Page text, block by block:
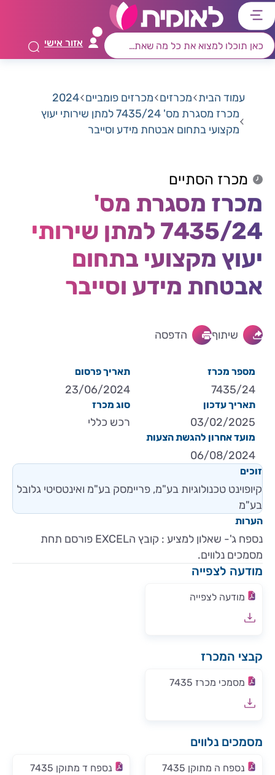
דלג
לתפריט
ראשי
דלג
לרכיב
חיפוש
דלג
לתוכן
מרכזי
דלג
לאזור
קישורים
אזור אישי
עמוד הבית מכרזים מכרזים פומביים 2024
מכרז מסגרת מס' 7435/24 למתן שירותי יעוץ
מקצועי בתחום אבטחת מידע וסייבר
מכרז הסתיים
מכרז מסגרת מס'
7435/24 למתן שירותי
יעוץ מקצועי בתחום
אבטחת מידע וסייבר
שיתוף הדפסה
מספר מכרז
7435/24
תאריך פרסום
23/06/2024
תאריך עדכון
03/02/2025
סוג מכרז
רכש כללי
מועד אחרון להגשת הצעות
06/08/2024
זוכים
קיופוינט טכנולוגיות בע"מ, פריימסק בע"מ ואינטסיטי גלובל
בע"מ
הערות
נספח ג'- שאלון למציע : קובץ הEXCEL פורסם תחת
מסמכים נלווים.
מודעה לצפייה
מודעה לצפייה
קבצי המכרז
מסמכי מכרז 7435
מסמכים נלווים
נספח ה מתוקן 7435 נספח ד מתוקן 7435